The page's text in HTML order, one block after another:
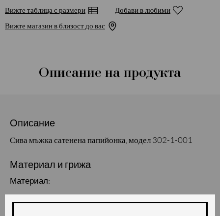
Вижте таблица с размери
Добави в любими
Вижте магазин в близост до вас
Описание на продукта
Описание
Сива мъжка сатенена папийонка, модел 302-1-001
Материал и грижа
Материал: